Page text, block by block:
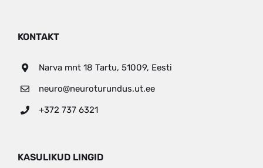
KONTAKT
Narva mnt 18 Tartu, 51009, Eesti
neuro@neuroturundus.ut.ee
+372 737 6321
KASULIKUD LINGID